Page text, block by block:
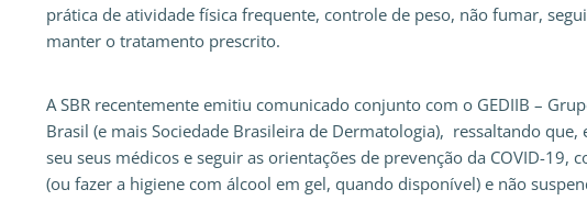
prática de atividade física frequente, controle de peso, não fumar,
manter o tratamento prescrito.
A SBR recentemente emitiu comunicado conjunto com o GEDIIB –
Brasil (e mais Sociedade Brasileira de Dermatologia), ressaltando
seu seus médicos e seguir as orientações de prevenção da COVID-19,
(ou fazer a higiene com álcool em gel, quando disponível) e não